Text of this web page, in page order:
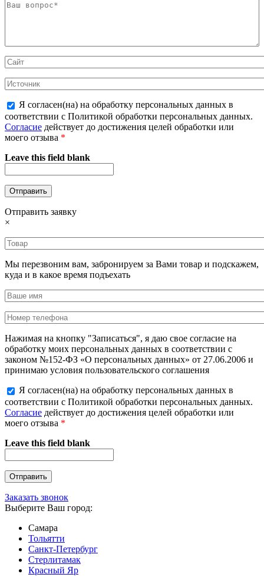
Я согласен(на) на обработку персональных данных в
соответствии с Политикой обработки персональных данных.
Согласие действует до достижения целей обработки или
моего отзыва *
Leave this field blank
Отправить заявку
×
Мы перезвоним вам, забронируем за Вами товар и подскажем,
куда и в какое время подъехать
Нажимая на кнопку "Записаться", я даю свое согласие на
обработку моих персональных данных в соответствии с
законом №152-ФЗ «О персональных данных» от 27.06.2006 и
принимаю условия пользовательского соглашения
Я согласен(на) на обработку персональных данных в
соответствии с Политикой обработки персональных данных.
Согласие действует до достижения целей обработки или
моего отзыва *
Leave this field blank
Заказать звонок
Выберите Ваш город:
Самара
Тольятти
Санкт-Петербург
Стерлитамак
Красный Яр